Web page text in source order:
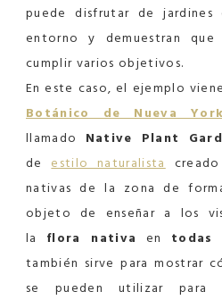
puede disfrutar de jardines
entorno y demuestran
cumplir varios objetivos.
En este caso, el ejemplo
Botánico de Nueva
llamado Native Plant
deestilo naturalistacreado
nativas de la zona de
objeto de enseñar a los
la flora nativa en todas
también sirve para mostrar
se pueden utilizar para